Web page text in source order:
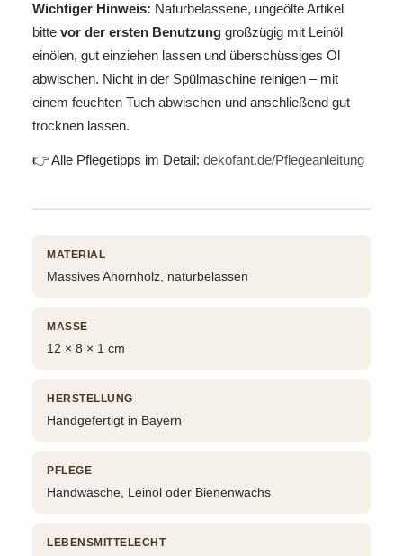
Wichtiger Hinweis: Naturbelassene, ungeölte Artikel
bitte vor der ersten Benutzung großzügig mit Leinöl
einölen, gut einziehen lassen und überschüssiges Öl
abwischen. Nicht in der Spülmaschine reinigen – mit
einem feuchten Tuch abwischen und anschließend gut
trocknen lassen.
👉 Alle Pflegetipps im Detail: dekofant.de/Pflegeanleitung
MATERIAL
Massives Ahornholz, naturbelassen
MASSE
12 × 8 × 1 cm
HERSTELLUNG
Handgefertigt in Bayern
PFLEGE
Handwäsche, Leinöl oder Bienenwachs
LEBENSMITTELECHT